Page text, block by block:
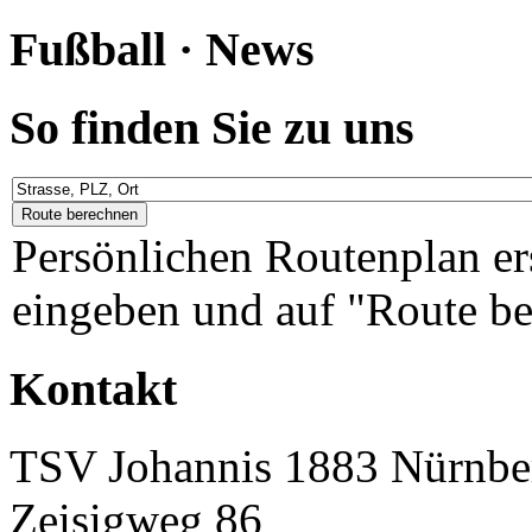
Fußball · News
So finden Sie zu uns
Persönlichen Routenplan
eingeben und auf "Route
Kontakt
TSV Johannis 1883
Zeisigweg 86